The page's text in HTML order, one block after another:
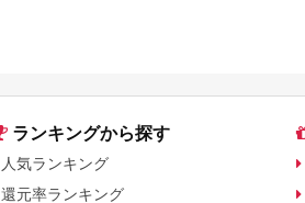
ランキングから探す
人気ランキング
還元率ランキング